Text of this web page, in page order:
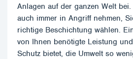
Anlagen auf der ganzen Welt
auch immer in Angriff nehmen,
richtige Beschichtung wählen.
von Ihnen benötigte Leistung
Schutz bietet, die Umwelt so